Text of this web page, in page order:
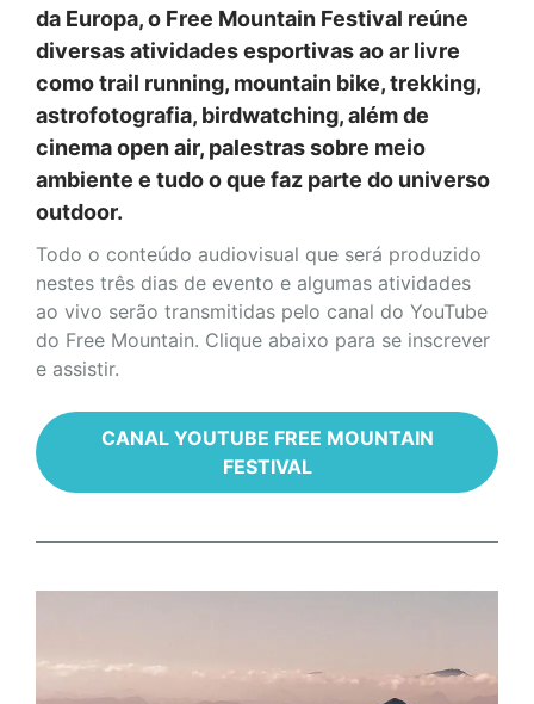
da Europa, o Free Mountain Festival reúne
diversas atividades esportivas ao ar livre
como trail running, mountain bike, trekking,
astrofotografia, birdwatching, além de
cinema open air, palestras sobre meio
ambiente e tudo o que faz parte do universo
outdoor.
Todo o conteúdo audiovisual que será produzido
nestes três dias de evento e algumas atividades
ao vivo serão transmitidas pelo canal do YouTube
do Free Mountain. Clique abaixo para se inscrever
e assistir.
CANAL YOUTUBE FREE MOUNTAIN
FESTIVAL